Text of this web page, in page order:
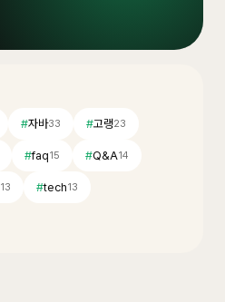
#자바33 #고랭23
#faq15 #Q&A14
13 #tech13